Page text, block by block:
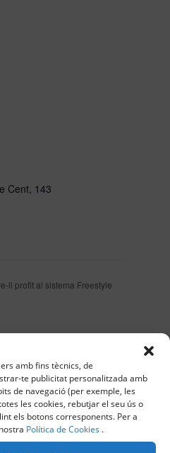
amb fins tècnics, de
te publicitat personalitzada amb
de navegació (per exemple, les
les cookies, rebutjar el seu ús o
els botons corresponents. Per a
Política de Cookies .
Cent, 143
li profit al sistema Freestyle